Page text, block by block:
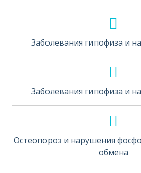
Заболевания гипофиза и
Заболевания гипофиза и
Остеопороз и нарушения
обмена